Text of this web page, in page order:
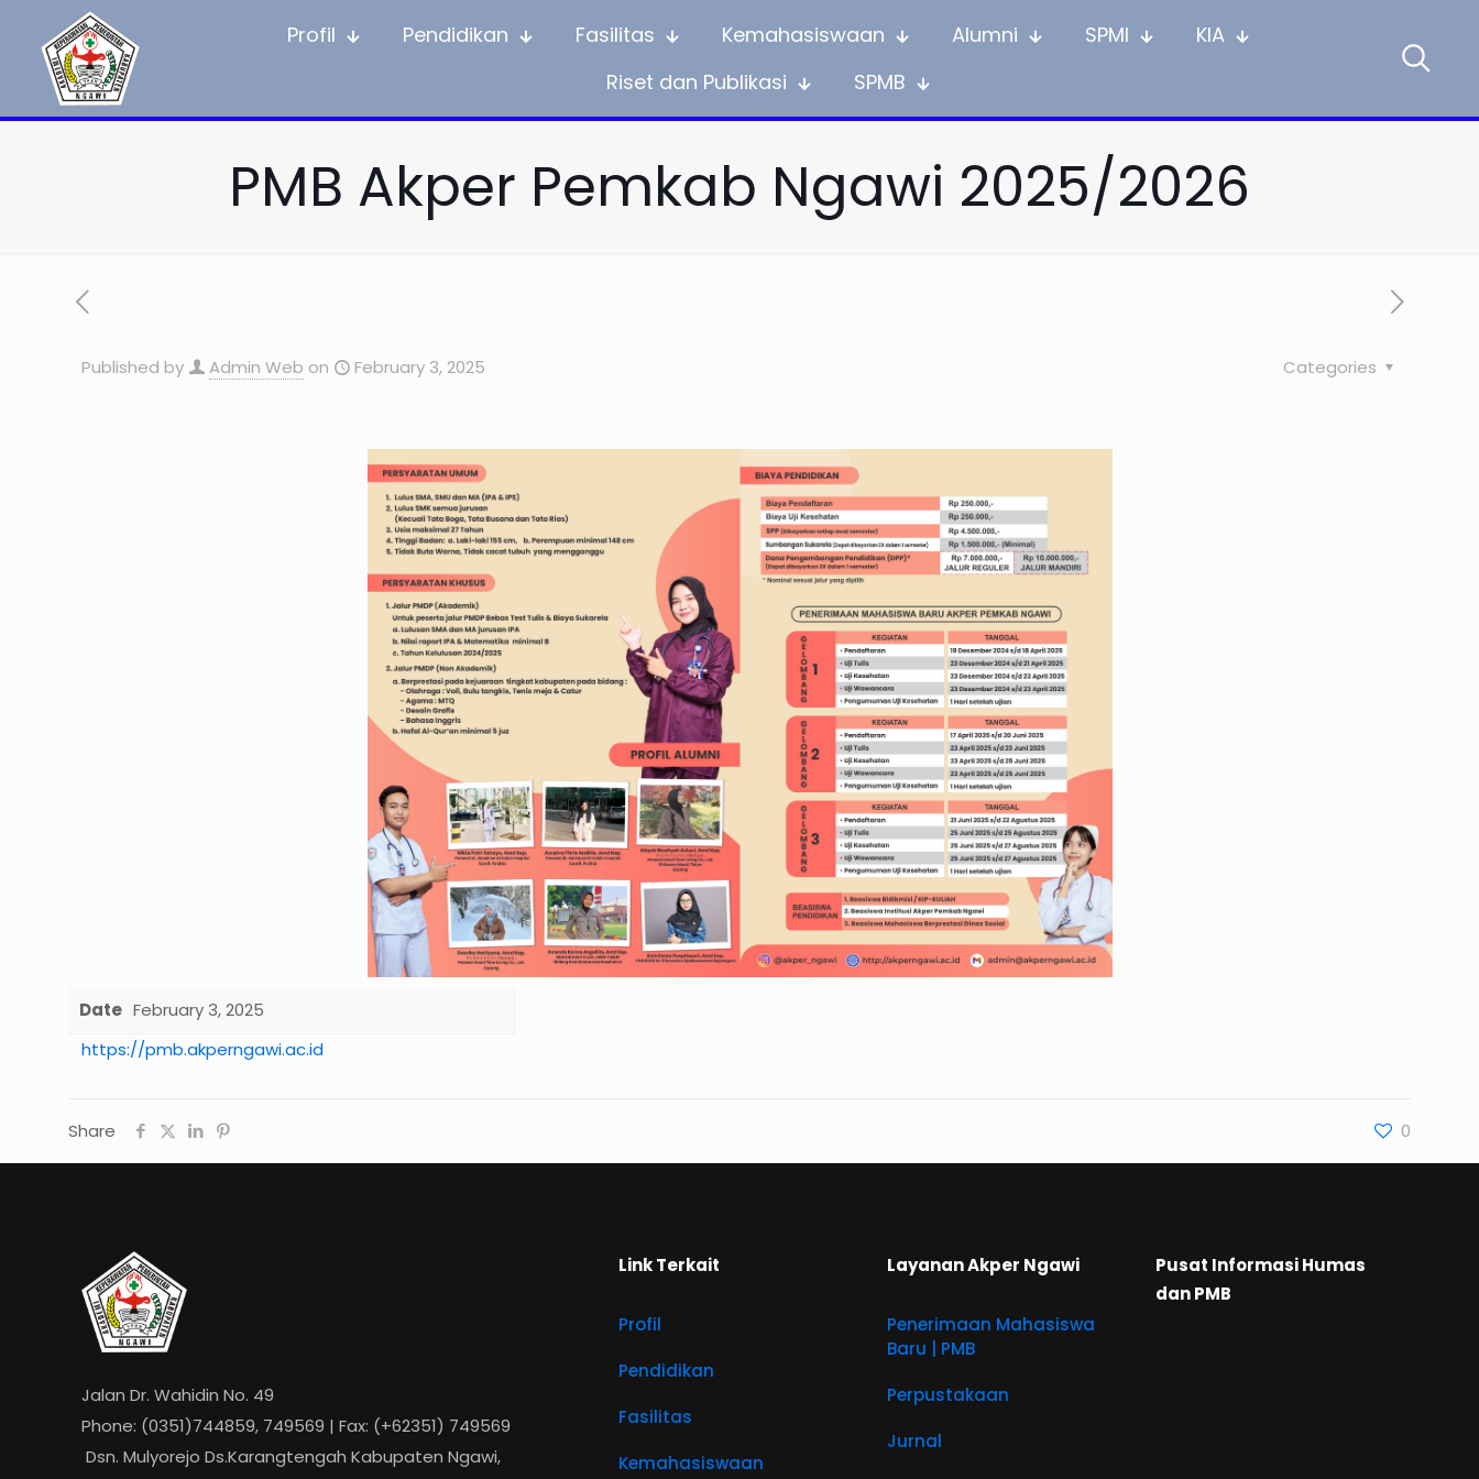
Profil Pendidikan Fasilitas Kemahasiswaan Alumni SPMI
KIA
Riset dan Publikasi
SPMB
PMB Akper Pemkab Ngawi 2025/2026
Published by Admin Web on February 3, 2025 Categories
Date February 3, 2025
https://pmb.akperngawi.ac.id
Share 0
Jalan Dr. Wahidin No. 49
Phone: (0351)744859, 749569 | Fax: (+62351) 749569
Dsn. Mulyorejo Ds.Karangtengah Kabupaten Ngawi,
Link Terkait
Profil
Pendidikan
Fasilitas
Kemahasiswaan
Layanan Akper Ngawi
Penerimaan Mahasiswa
Baru | PMB
Perpustakaan
Jurnal
Pusat Informasi Humas
dan PMB